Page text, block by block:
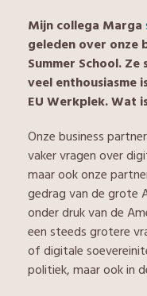
Mijn collega Marga
geleden over onze
Summer School.
veel enthousiasme
EU Werkplek. Wat
Onze business
vaker vragen over
maar ook onze
gedrag van de grote
onder druk van de
een steeds grotere
of digitale
politiek, maar ook in